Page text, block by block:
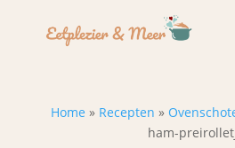
Home » Recepten »
ham-